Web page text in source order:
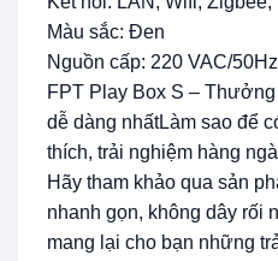
Màu sắc: Đen
Nguồn cấp: 220 VAC/50Hz
FPT Play Box S –
dễ dàng nhấtLàm sao để
thích, trải nghiệm hàng
Hãy tham khảo qua sản
nhanh gọn, không dây rối
mang lại cho bạn những